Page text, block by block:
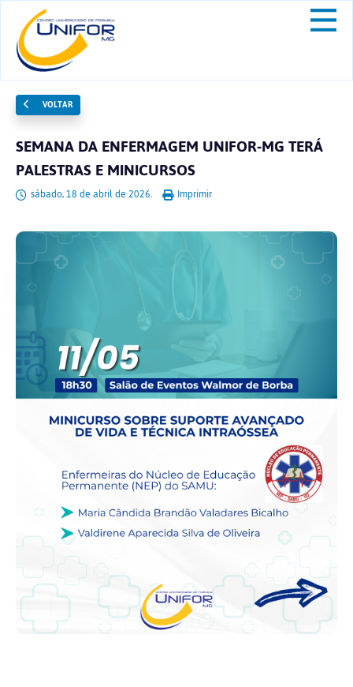
VOLTAR
SEMANA DA ENFERMAGEM UNIFOR-MG TERÁ
PALESTRAS E MINICURSOS
sábado, 18 de abril de 2026. Imprimir